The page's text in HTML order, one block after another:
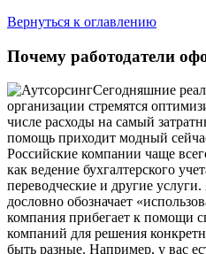
Вернуться к оглавлению
Почему работодатели
Сегодняшние
организации стремятся
числе расходы на самый
помощь приходит модный
Российские компании чаще
как ведение бухгалтерского
переводческие и другие
дословно обозначает
компания прибегает к помощи
компаний для решения
быть разные. Например, у вас